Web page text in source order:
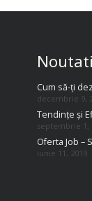
Cum să-ți
decembrie 9,
Tendințe și
septembrie 1,
Oferta Job –
iunie 11, 2019